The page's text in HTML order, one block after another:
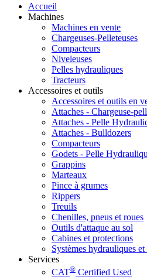
Accueil
Machines
Machines en vente
Chargeuses-Pelleteuses
Compacteurs
Niveleuses
Pelles hydrauliques
Tracteurs
Accessoires et outils
Accessoires et outils en
Attaches - Chargeuse-
Attaches - Pelle
Attaches - Bulldozers
Compacteurs
Godets - Pelle
Grappins
Marteaux
Pince à grumes
Rippers
Treuils
Chenilles, pneus et roues
Outils d'attaque au sol
Cabines et protections
Systèmes hydrauliques
Services
CAT® Certified Used